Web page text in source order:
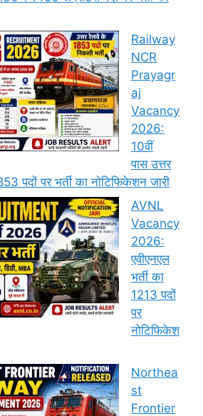
Railway
NCR
Prayagr
aj
Vacancy
2026:
10वीं
पास उत्तर
पदों पर भर्ती का नोटिफिकेशन जारी
AVNL
Vacancy
2026:
एवीएनएल
भर्ती का
1213 पदों
पर
नोटिफिकेश
Northea
st
Frontier